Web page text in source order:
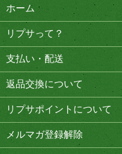
ホーム
リプサって？
支払い・配送
返品交換について
リプサポイントについて
メルマガ登録解除